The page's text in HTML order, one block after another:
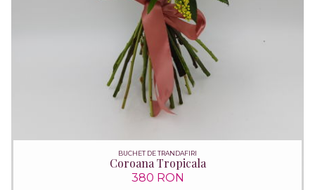
BUCHET DE TRANDAFIRI
Coroana Tropicala
380 RON